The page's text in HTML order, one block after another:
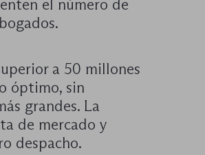
el número de
a 50 millones
óptimo, sin
grandes. La
de mercado y
despacho.